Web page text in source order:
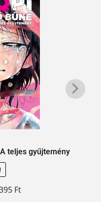
teljes gyűjtemény
Ft